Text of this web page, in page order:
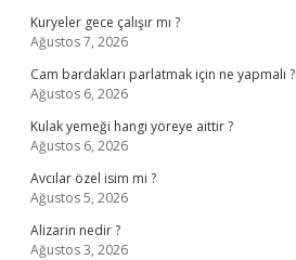
Kuryeler gece çalışır mı ?
Ağustos 7, 2026
Cam bardakları parlatmak için ne yapmalı ?
Ağustos 6, 2026
Kulak yemeği hangi yöreye aittir ?
Ağustos 6, 2026
Avcılar özel isim mi ?
Ağustos 5, 2026
Alizarin nedir ?
Ağustos 3, 2026